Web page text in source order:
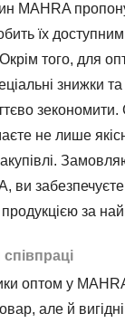
MAHRA
їх
того, для
знижки
не лише
ви забезпечуєте
продукцією за
оптом у
але й